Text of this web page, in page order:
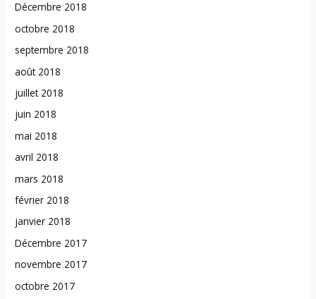
Décembre 2018
octobre 2018
septembre 2018
août 2018
juillet 2018
juin 2018
mai 2018
avril 2018
mars 2018
février 2018
janvier 2018
Décembre 2017
novembre 2017
octobre 2017